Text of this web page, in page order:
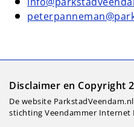
Disclaimer en Copyright
De website
stichting Veendammer Internet